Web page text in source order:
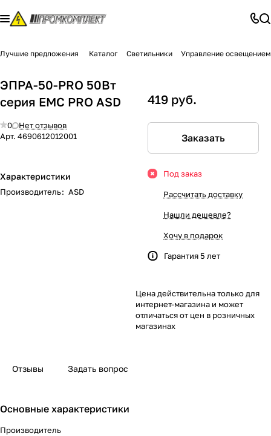
Лучшие предложения Каталог Светильники Управление освещением
ЭПРА-50-PRO 50Вт
серия EMC PRO ASD
0
Нет отзывов
Арт. 4690612012001
Характеристики
Производитель: ASD
419 руб.
Заказать
Под заказ
Рассчитать доставку
Нашли дешевле?
Хочу в подарок
Гарантия 5 лет
Цена действительна только для
интернет-магазина и может
отличаться от цен в розничных
магазинах
Отзывы Задать вопрос
Основные характеристики
Производитель